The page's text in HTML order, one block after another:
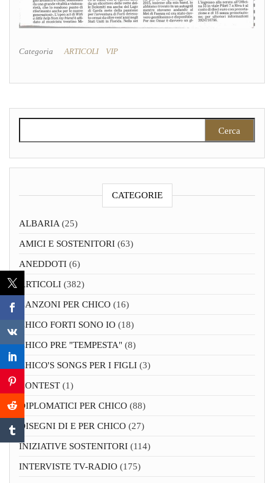
Categoria ARTICOLI VIP
CATEGORIE
ALBARIA (25)
AMICI E SOSTENITORI (63)
ANEDDOTI (6)
ARTICOLI (382)
CANZONI PER CHICO (16)
CHICO FORTI SONO IO (18)
CHICO PRE "TEMPESTA" (8)
CHICO'S SONGS PER I FIGLI (3)
CONTEST (1)
DIPLOMATICI PER CHICO (88)
DISEGNI DI E PER CHICO (27)
INIZIATIVE SOSTENITORI (114)
INTERVISTE TV-RADIO (175)